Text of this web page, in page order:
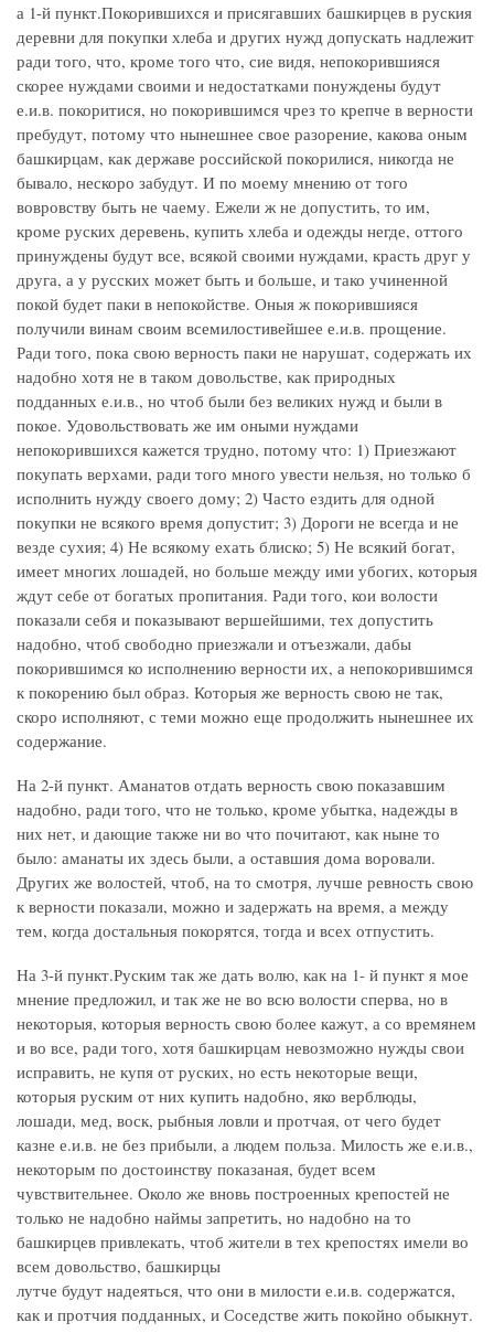
а 1-й пункт.Покорившихся и присягавших башкирцев в руския
деревни для покупки хлеба и других нужд допускать надлежит
ради того, что, кроме того что, сие видя, непокорившияся
скорее нуждами своими и недостатками понуждены будут
е.и.в. покоритися, но покорившимся чрез то крепче в верности
пребудут, потому что нынешнее свое разорение, какова оным
башкирцам, как державе российской покорилися, никогда не
бывало, нескоро забудут. И по моему мнению от того
вовровству быть не чаему. Ежели ж не допустить, то им,
кроме руских деревень, купить хлеба и одежды негде, оттого
принуждены будут все, всякой своими нуждами, красть друг у
друга, а у русских может быть и больше, и тако учиненной
покой будет паки в непокойстве. Оныя ж покорившияся
получили винам своим всемилостивейшее е.и.в. прощение.
Ради того, пока свою верность паки не нарушат, содержать их
надобно хотя не в таком довольстве, как природных
подданных е.и.в., но чтоб были без великих нужд и были в
покое. Удовольствовать же им оными нуждами
непокорившихся кажется трудно, потому что: 1) Приезжают
покупать верхами, ради того много увести нельзя, но только б
исполнить нужду своего дому; 2) Часто ездить для одной
покупки не всякого время допустит; 3) Дороги не всегда и не
везде сухия; 4) Не всякому ехать блиско; 5) Не всякий богат,
имеет многих лошадей, но больше между ими убогих, которыя
ждут себе от богатых пропитания. Ради того, кои волости
показали себя и показывают вершейшими, тех допустить
надобно, чтоб свободно приезжали и отъезжали, дабы
покорившимся ко исполнению верности их, а непокорившимся
к покорению был образ. Которыя же верность свою не так,
скоро исполняют, с теми можно еще продолжить нынешнее их
содержание.
На 2-й пункт. Аманатов отдать верность свою показавшим
надобно, ради того, что не только, кроме убытка, надежды в
них нет, и дающие также ни во что почитают, как ныне то
было: аманаты их здесь были, а оставшия дома воровали.
Других же волостей, чтоб, на то смотря, лучше ревность свою
к верности показали, можно и задержать на время, а между
тем, когда достальныя покорятся, тогда и всех отпустить.
На 3-й пункт.Руским так же дать волю, как на 1- й пункт я мое
мнение предложил, и так же не во всю волости сперва, но в
некоторыя, которыя верность свою более кажут, а со времянем
и во все, ради того, хотя башкирцам невозможно нужды свои
исправить, не купя от руских, но есть некоторые вещи,
которыя руским от них купить надобно, яко верблюды,
лошади, мед, воск, рыбныя ловли и протчая, от чего будет
казне е.и.в. не без прибыли, а людем польза. Милость же е.и.в.,
некоторым по достоинству показаная, будет всем
чувствительнее. Около же вновь построенных крепостей не
только не надобно наймы запретить, но надобно на то
башкирцев привлекать, чтоб жители в тех крепостях имели во
всем довольство, башкирцы
лутче будут надеяться, что они в милости е.и.в. содержатся,
как и протчия подданных, и Соседстве жить покойно обыкнут.